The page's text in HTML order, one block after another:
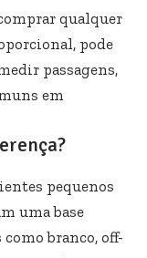
qualquer
pode
passagens,
em
pequenos
uma base
branco, off-